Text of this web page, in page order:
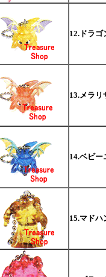
12.ドラゴ
13.メラリ
14.ベビー
15.マドハ